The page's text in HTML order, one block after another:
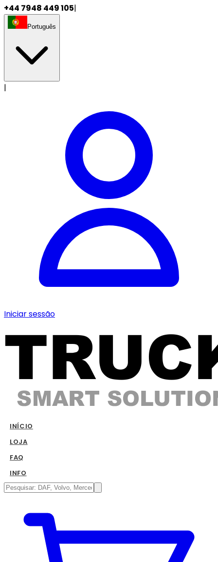
+44 7948 449 105|
Português
|
Iniciar sessão
INÍCIO
LOJA
FAQ
INFO